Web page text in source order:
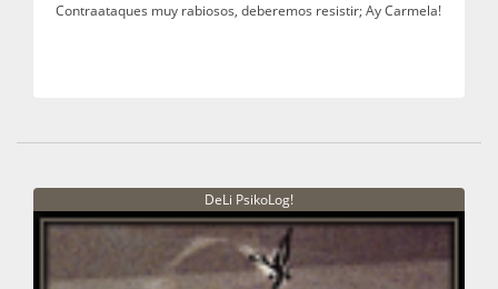
Contraataques muy rabiosos, deberemos resistir; Ay Carmela!
DeLi PsikoLog!